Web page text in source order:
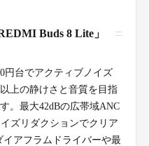
Buds 8 Lite」
円台でアクティブノイズ
上の静けさと音質を目指
。最大42dBの広帯域ANC
ズリダクションでクリア
イアフラムドライバーや最